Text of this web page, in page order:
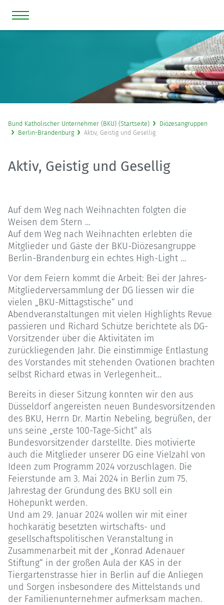
Bund Katholischer Unternehmer (BKU) (Startseite)
Diözesangruppen
Berlin-Brandenburg
Aktiv, Geistig und Gesellig
Aktiv, Geistig und Gesellig
Auf dem Weg nach Weihnachten folgten die
Weisen dem Stern …
Auf dem Weg nach Weihnachten erlebten die
Mitglieder und Gäste der BKU-Diözesangruppe
Berlin-Brandenburg ein echtes High-Light …
Vor dem Feiern kommt die Arbeit: Bei der Jahres-
Mitgliederversammlung der DG liessen wir die
vielen „BKU-Mittagstische“ und
Abendveranstaltungen mit vielen Highlights Revue
passieren und Richard Schütze berichtete als DG-
Vorsitzender über die Aktivitäten im
zurückliegenden Jahr. Die einstimmige Entlastung
des Vorstandes mit stehenden Ovationen brachten
selbst Richard etwas in Verlegenheit…
Bereits in dieser Sitzung konnten wir den aus
Düsseldorf angereisten neuen Bundesvorsitzenden
des BKU, Herrn Dr. Martin Nebeling, begrüßen, der
uns seine „erste 100-Tage-Sicht“ als
Bundesvorsitzender darstellte. Dies motivierte
auch die Mitglieder unserer DG eine Vielzahl von
Ideen zum Programm 2024 vorzuschlagen. Die
Feierstunde am 3. Mai 2024 in Berlin zum 75.
Jahrestag der Gründung des BKU soll ein
Höhepunkt werden.
Und am 29. Januar 2024 wollen wir mit einer
hochkarätig besetzten wirtschafts- und
gesellschaftspolitischen Veranstaltung in
Zusammenarbeit mit der „Konrad Adenauer
Stiftung“ in der großen Aula der KAS in der
Tiergartenstrasse hier in Berlin auf die Anliegen
und Sorgen insbesondere des Mittelstands und
der Familienunternehmer aufmerksam machen.